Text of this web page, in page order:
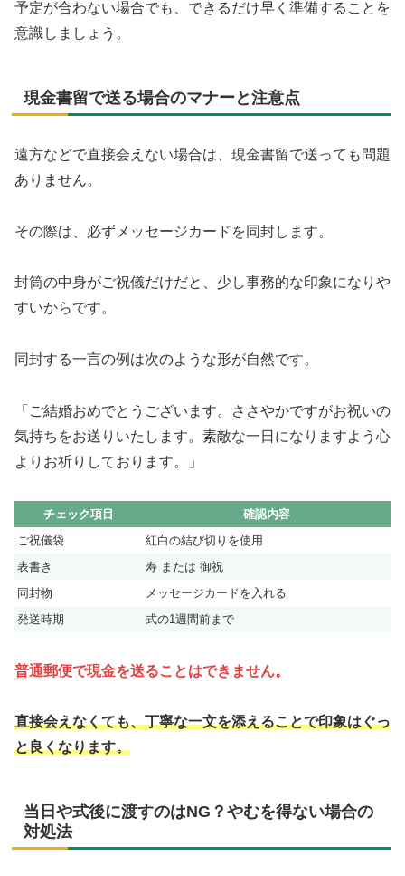
予定が合わない場合でも、できるだけ早く準備することを
意識しましょう。
現金書留で送る場合のマナーと注意点
遠方などで直接会えない場合は、現金書留で送っても問題
ありません。
その際は、必ずメッセージカードを同封します。
封筒の中身がご祝儀だけだと、少し事務的な印象になりや
すいからです。
同封する一言の例は次のような形が自然です。
「ご結婚おめでとうございます。ささやかですがお祝いの
気持ちをお送りいたします。素敵な一日になりますよう心
よりお祈りしております。」
チェック項目
確認内容
ご祝儀袋
紅白の結び切りを使用
表書き
寿 または 御祝
同封物
メッセージカードを入れる
発送時期
式の1週間前まで
普通郵便で現金を送ることはできません。
直接会えなくても、丁寧な一文を添えることで印象はぐっ
と良くなります。
当日や式後に渡すのはNG？やむを得ない場合の
対処法